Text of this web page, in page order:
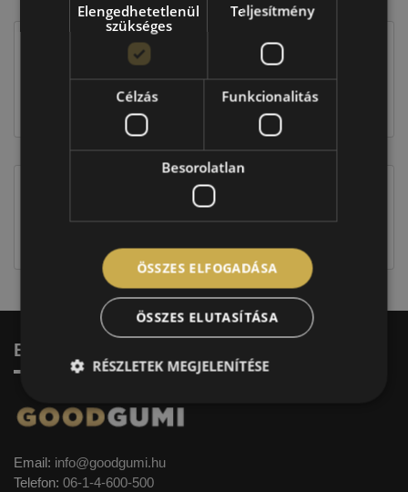
EU-s abroncscímke
Figyelem a feltüntetett címke adatok tájékoztató
jellegűek. Előfordulhat, hogy még a korábbi EU-s
Elérhetőség
Email: info@goodgumi.hu
Telefon: 06-1-4-600-500
Elengedhetetlenül
szükséges
Teljesítmény
Célzás Funkcionalitás
Besorolatlan
ÖSSZES ELFOGADÁSA
ÖSSZES ELUTASÍTÁSA
RÉSZLETEK MEGJELENÍTÉSE